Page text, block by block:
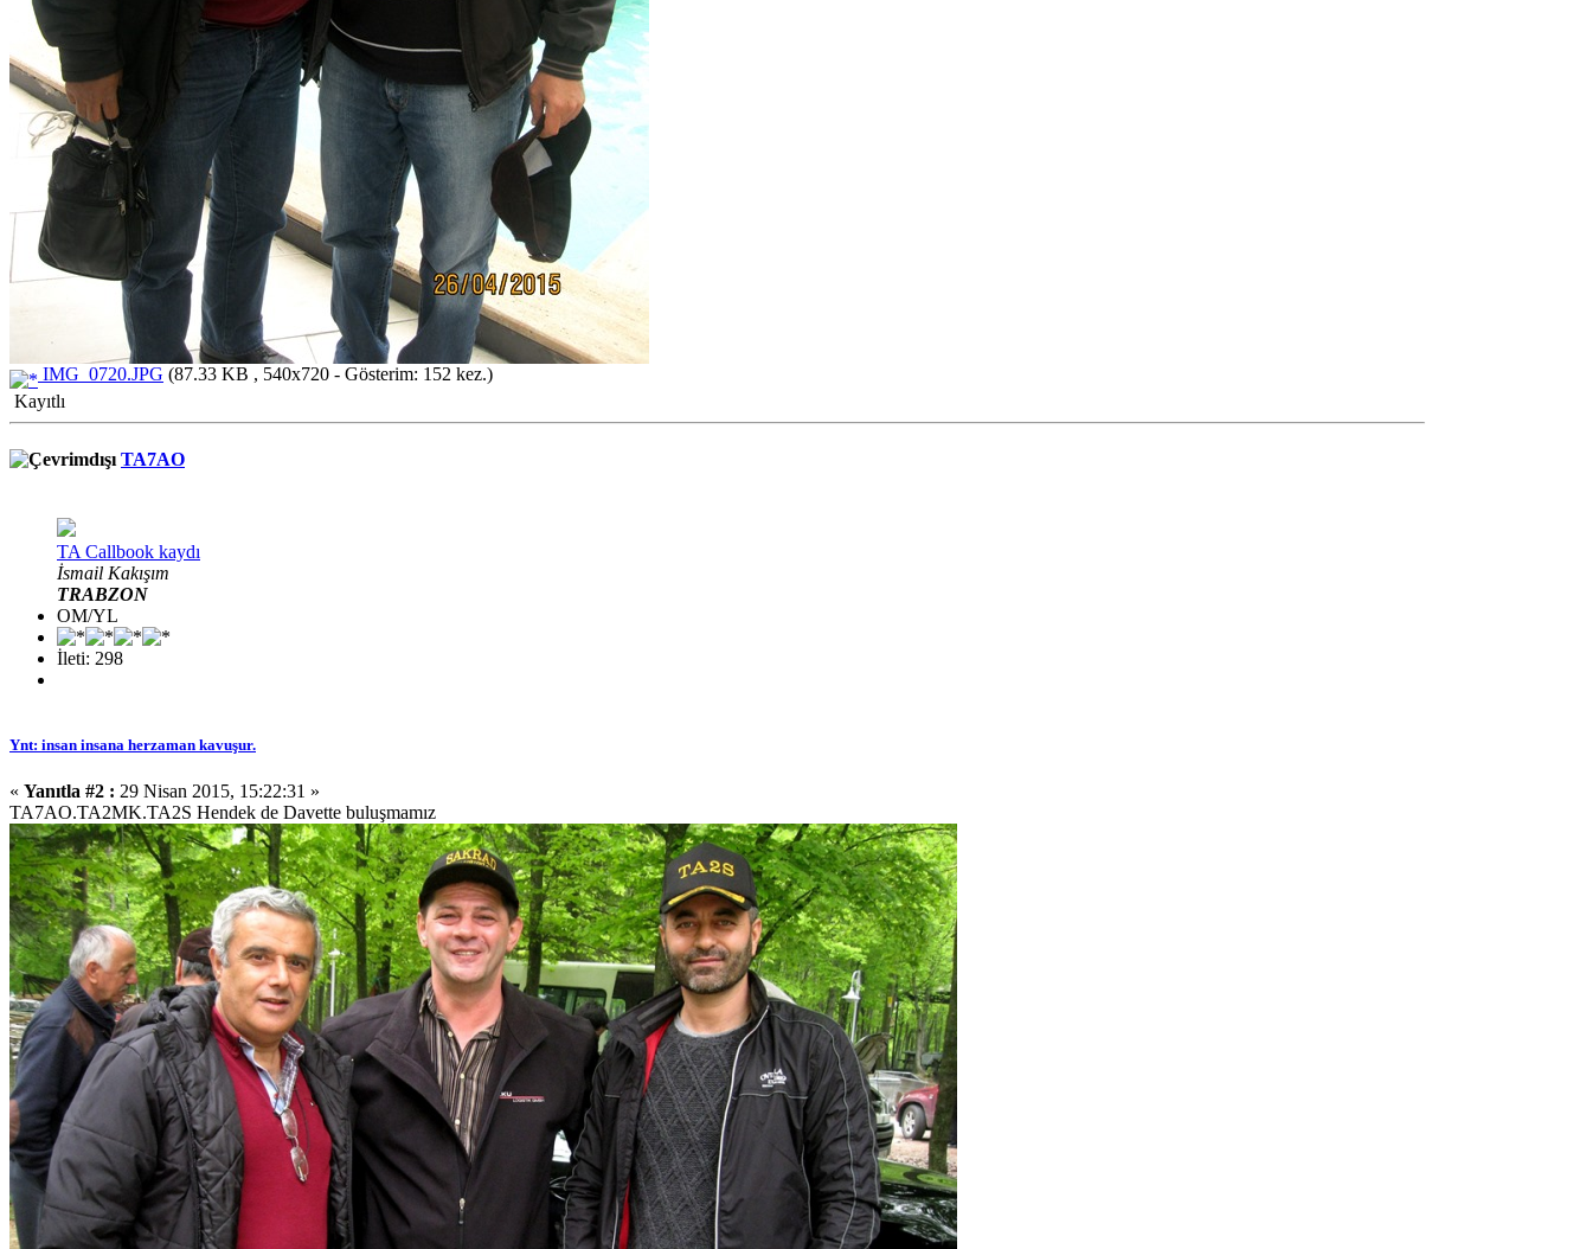
IMG_0720.JPG (87.33 KB , 540x720 - Gösterim: 152 kez.)
Kayıtlı
TA7AO
TA Callbook kaydı
İsmail Kakışım
TRABZON
OM/YL
İleti: 298
Ynt: insan insana herzaman kavuşur.
« Yanıtla #2 : 29 Nisan 2015, 15:22:31 »
TA7AO.TA2MK.TA2S Hendek de Davette buluşmamız